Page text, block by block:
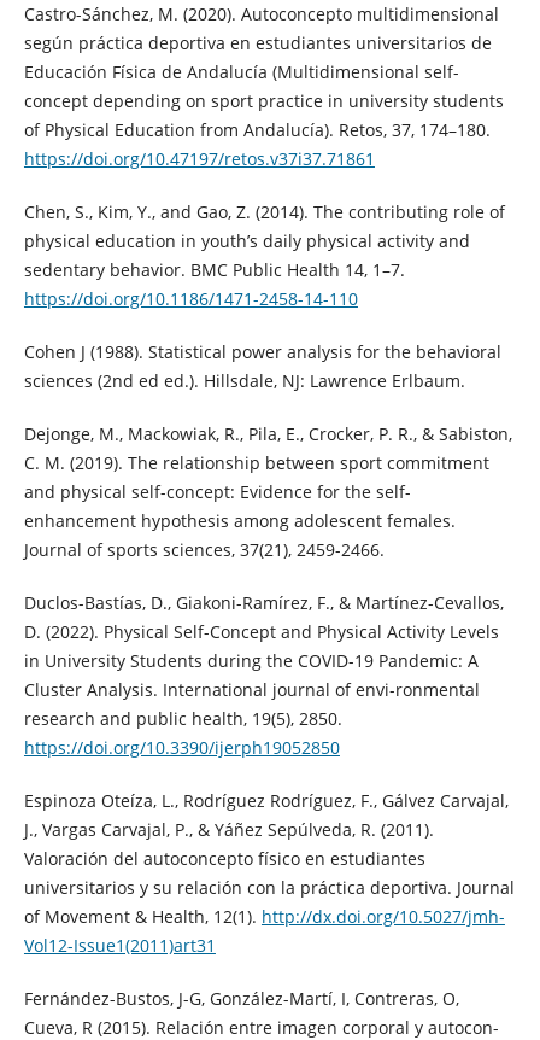
Castro-Sánchez, M. (2020). Autoconcepto multidimensional
según práctica deportiva en estudiantes universitarios de
Educación Física de Andalucía (Multidimensional self-
concept depending on sport practice in university students
of Physical Education from Andalucía). Retos, 37, 174–180.
https://doi.org/10.47197/retos.v37i37.71861
Chen, S., Kim, Y., and Gao, Z. (2014). The contributing role of
physical education in youth’s daily physical activity and
sedentary behavior. BMC Public Health 14, 1–7.
https://doi.org/10.1186/1471-2458-14-110
Cohen J (1988). Statistical power analysis for the behavioral
sciences (2nd ed ed.). Hillsdale, NJ: Lawrence Erlbaum.
Dejonge, M., Mackowiak, R., Pila, E., Crocker, P. R., & Sabiston,
C. M. (2019). The relationship between sport commitment
and physical self-concept: Evidence for the self-
enhancement hypothesis among adolescent females.
Journal of sports sciences, 37(21), 2459-2466.
Duclos-Bastías, D., Giakoni-Ramírez, F., & Martínez-Cevallos,
D. (2022). Physical Self-Concept and Physical Activity Levels
in University Students during the COVID-19 Pandemic: A
Cluster Analysis. International journal of envi-ronmental
research and public health, 19(5), 2850.
https://doi.org/10.3390/ijerph19052850
Espinoza Oteíza, L., Rodríguez Rodríguez, F., Gálvez Carvajal,
J., Vargas Carvajal, P., & Yáñez Sepúlveda, R. (2011).
Valoración del autoconcepto físico en estudiantes
universitarios y su relación con la práctica deportiva. Journal
of Movement & Health, 12(1). http://dx.doi.org/10.5027/jmh-
Vol12-Issue1(2011)art31
Fernández-Bustos, J-G, González-Martí, I, Contreras, O,
Cueva, R (2015). Relación entre imagen corporal y autocon-